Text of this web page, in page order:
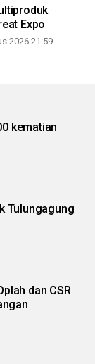
Expo
2026 21:59
kematian
Tulungagung
dan CSR